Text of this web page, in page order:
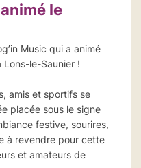
le
Music qui a animé
Lons-le-Saunier !
amis et sportifs se
placée sous le signe
festive, sourires,
à revendre pour cette
et amateurs de